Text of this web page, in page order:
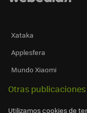
Xataka
Applesfera
Mundo Xiaomi
Otras
Utilizamos cookies de